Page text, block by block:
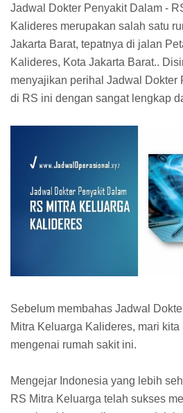
Jadwal Dokter Penyakit Dalam -
Kalideres merupakan salah satu
Jakarta Barat, tepatnya di jalan
Kalideres, Kota Jakarta Barat..
menyajikan perihal Jadwal Dokter
di RS ini dengan sangat lengkap
Sebelum membahas Jadwal
Mitra Keluarga Kalideres, mari kita
mengenai rumah sakit ini.
Mengejar Indonesia yang lebih
RS Mitra Keluarga telah sukses